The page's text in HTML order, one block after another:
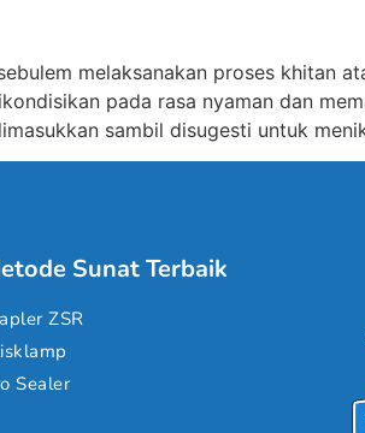
melaksanakan proses khitan
pada rasa nyaman dan
sambil disugesti untuk
Sunat Terbaik
ZSR
Sealer